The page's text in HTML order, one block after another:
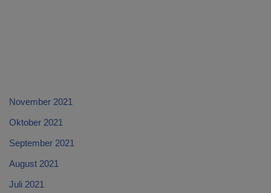
November 2021
Oktober 2021
September 2021
August 2021
Juli 2021